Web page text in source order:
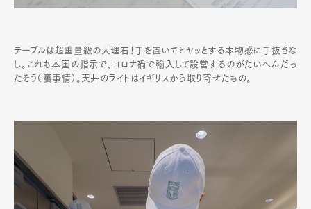
テーブルは超重量級の大理石！手を置いてヒヤッとする本物感に手抜きな
し。これも本国の指示で、コロナ禍で輸入して設営するのがたいへんだっ
たそう（裏事情）。天井のライトはイギリスから取り寄せたもの。